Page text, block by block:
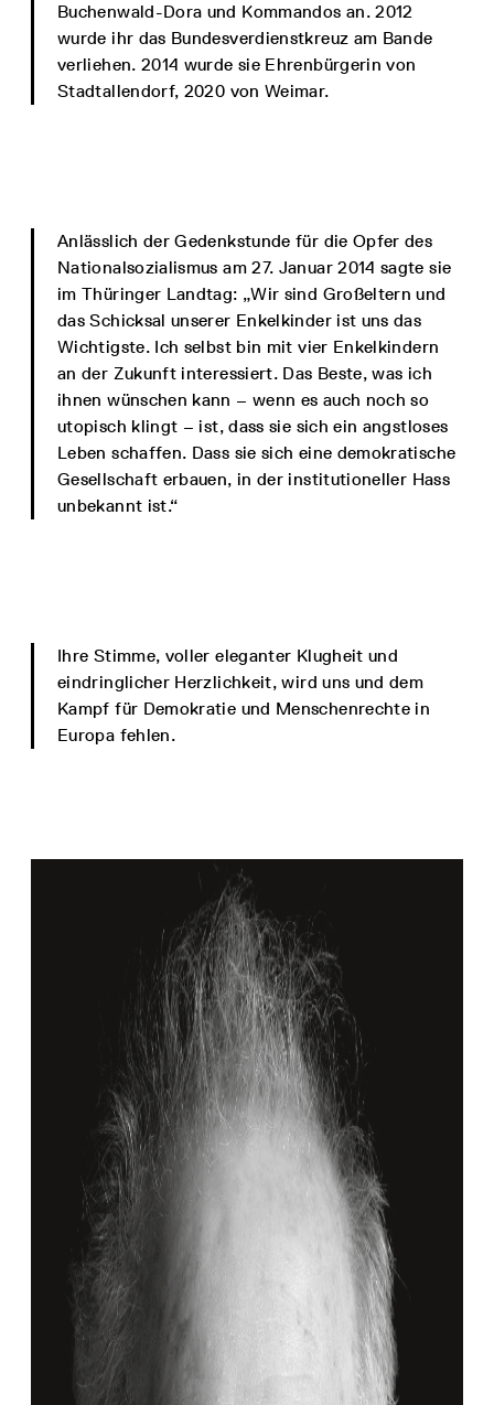
Buchenwald-Dora und Kommandos an. 2012
wurde ihr das Bundesverdienstkreuz am Bande
verliehen. 2014 wurde sie Ehrenbürgerin von
Stadtallendorf, 2020 von Weimar.
Anlässlich der Gedenkstunde für die Opfer des
Nationalsozialismus am 27. Januar 2014 sagte sie
im Thüringer Landtag: „Wir sind Großeltern und
das Schicksal unserer Enkelkinder ist uns das
Wichtigste. Ich selbst bin mit vier Enkelkindern
an der Zukunft interessiert. Das Beste, was ich
ihnen wünschen kann – wenn es auch noch so
utopisch klingt – ist, dass sie sich ein angstloses
Leben schaffen. Dass sie sich eine demokratische
Gesellschaft erbauen, in der institutioneller Hass
unbekannt ist.“
Ihre Stimme, voller eleganter Klugheit und
eindringlicher Herzlichkeit, wird uns und dem
Kampf für Demokratie und Menschenrechte in
Europa fehlen.